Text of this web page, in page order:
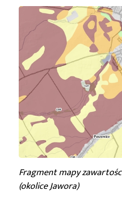
Fragment mapy
(okolice Jawora)